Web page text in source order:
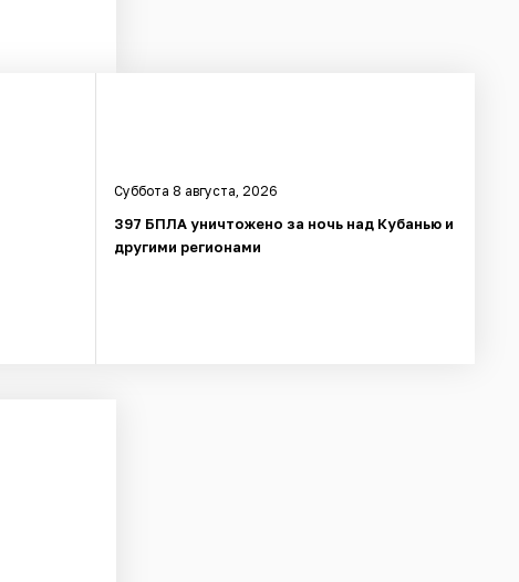
Суббота 8 августа, 2026
397 БПЛА уничтожено за ночь над Кубанью и
другими регионами